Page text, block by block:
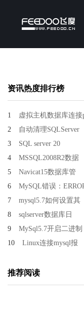
资讯热度排行榜
1
虚拟主机数据库连接
2
自动清理SQLServer
3
SQL server 20
4
MSSQL2008R2数据
5
Navicat15数据库管
6
MySQL错误：
7
mysql5.7如何设置其
8
sqlserver数据库日
9
MySql5.7开启二进制
10 Linux连接mysql报
推荐阅读